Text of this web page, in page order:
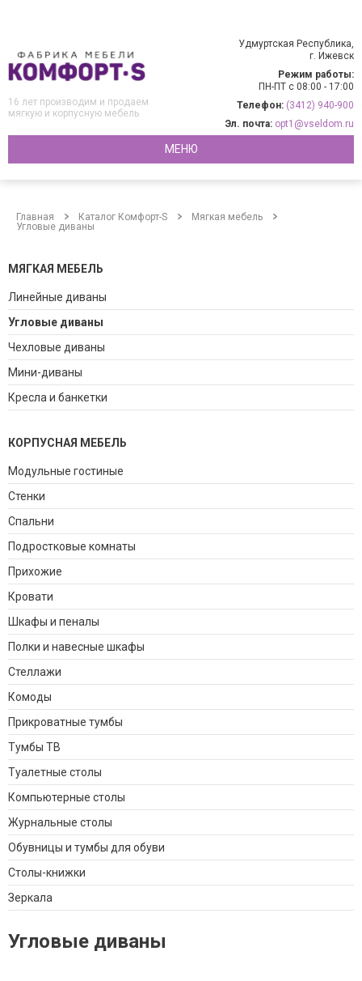
Удмуртская Республика,
г. Ижевск
Режим работы:
ПН-ПТ с 08:00 - 17:00
Телефон: (3412) 940-900
Эл. почта: opt1@vseldom.ru
16 лет производим и продаем
мягкую и корпусную мебель
МЕНЮ
Главная Каталог Комфорт-S
Мягкая мебель
Угловые диваны
МЯГКАЯ МЕБЕЛЬ
Линейные диваны
Угловые диваны
Чехловые диваны
Мини-диваны
Кресла и банкетки
КОРПУСНАЯ МЕБЕЛЬ
Модульные гостиные
Стенки
Спальни
Подростковые комнаты
Прихожие
Кровати
Шкафы и пеналы
Полки и навесные шкафы
Стеллажи
Комоды
Прикроватные тумбы
Тумбы ТВ
Туалетные столы
Компьютерные столы
Журнальные столы
Обувницы и тумбы для обуви
Столы-книжки
Зеркала
Угловые диваны